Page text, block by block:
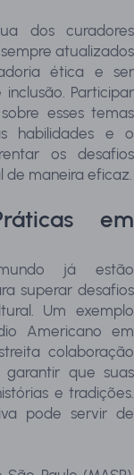
dos curadores
atualizados
ética e ser
Participar
esses temas
habilidades e o
os desafios
de maneira eficaz.
em
já estão
superar desafios
Um exemplo
Americano em
colaboração
garantir que suas
e tradições.
pode servir de